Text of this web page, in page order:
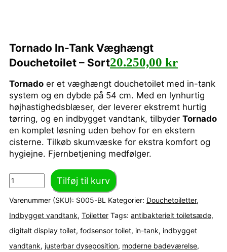
Tornado In-Tank Væghængt
Douchetoilet – Sort20.250,00 kr
Tornado er et væghængt douchetoilet med in-tank
system og en dybde på 54 cm. Med en lynhurtig
højhastighedsblæser, der leverer ekstremt hurtig
tørring, og en indbygget vandtank, tilbyder Tornado
en komplet løsning uden behov for en ekstern
cisterne. Tilkøb skumvæske for ekstra komfort og
hygiejne. Fjernbetjening medfølger.
Tornado
In-
Væghængt
Douchetoilet
-
Tilføj til kurv
Varenummer (SKU): S005-BL Kategorier: Douchetoiletter,
Indbygget vandtank, Toiletter Tags: antibakterielt toiletsæde,
digitalt display toilet, fodsensor toilet, in-tank, indbygget
vandtank, justerbar dyseposition, moderne badeværelse,